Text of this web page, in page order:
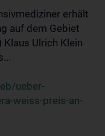
erhält
auf dem Gebiet
Ulrich Klein
ueber-
weiss-preis-an-